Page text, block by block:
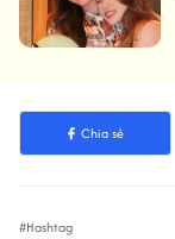
Chia sẻ
#Hashtag